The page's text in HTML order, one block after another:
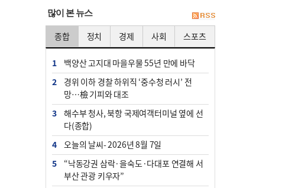
많이 본 뉴스
종합 정치 경제 사회 스포츠
1
백양산 고지대 마을우물 55년 만에 바닥
2
경위 이하 경찰 하위직 ‘중수청 러시’ 전
망…檢 기피와 대조
3
해수부 청사, 북항 국제여객터미널 옆에 선
다(종합)
4
오늘의 날씨- 2026년 8월 7일
5
“낙동강권 삼락·을숙도·다대포 연결해 서
부산 관광 키우자”